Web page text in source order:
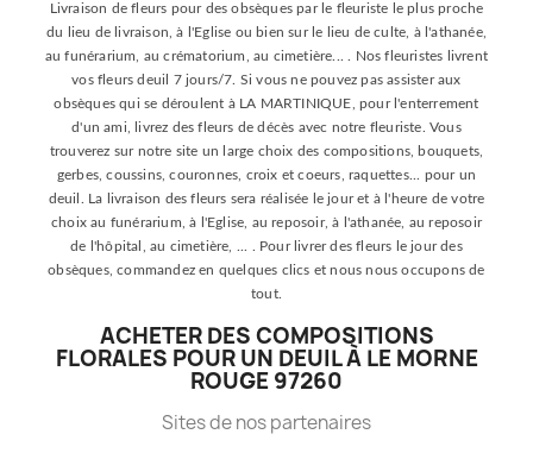
Livraison de fleurs pour des obsèques par le fleuriste le plus proche
du lieu de livraison, à l'Eglise ou bien sur le lieu de culte, à l'athanée,
au funérarium, au crématorium, au cimetière... . Nos fleuristes livrent
vos fleurs deuil 7 jours/7. Si vous ne pouvez pas assister aux
obsèques qui se déroulent à LA MARTINIQUE, pour l'enterrement
d'un ami, livrez des fleurs de décès avec notre fleuriste. Vous
trouverez sur notre site un large choix des compositions, bouquets,
gerbes, coussins, couronnes, croix et coeurs, raquettes... pour un
deuil. La livraison des fleurs sera réalisée le jour et à l'heure de votre
choix au funérarium, à l'Eglise, au reposoir, à l'athanée, au reposoir
de l'hôpital, au cimetière, ... . Pour livrer des fleurs le jour des
obsèques, commandez en quelques clics et nous nous occupons de
tout.
ACHETER DES COMPOSITIONS
FLORALES POUR UN DEUIL À LE MORNE
ROUGE 97260
Sites de nos partenaires